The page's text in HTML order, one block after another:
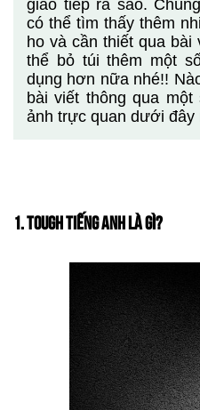
giao tiếp ra sao.
có thể tìm thấy thêm
ho và cần thiết qua
thể bỏ túi thêm một
dụng hơn nữa nhé!!
bài viết thông qua
ảnh trực quan dưới đây
1. TOUGH TIẾNG ANH LÀ GÌ?